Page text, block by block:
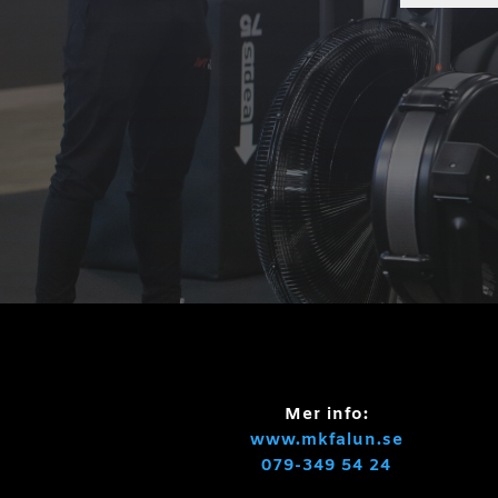
Mer info:
www.mkfalun.se
079-349 54 24